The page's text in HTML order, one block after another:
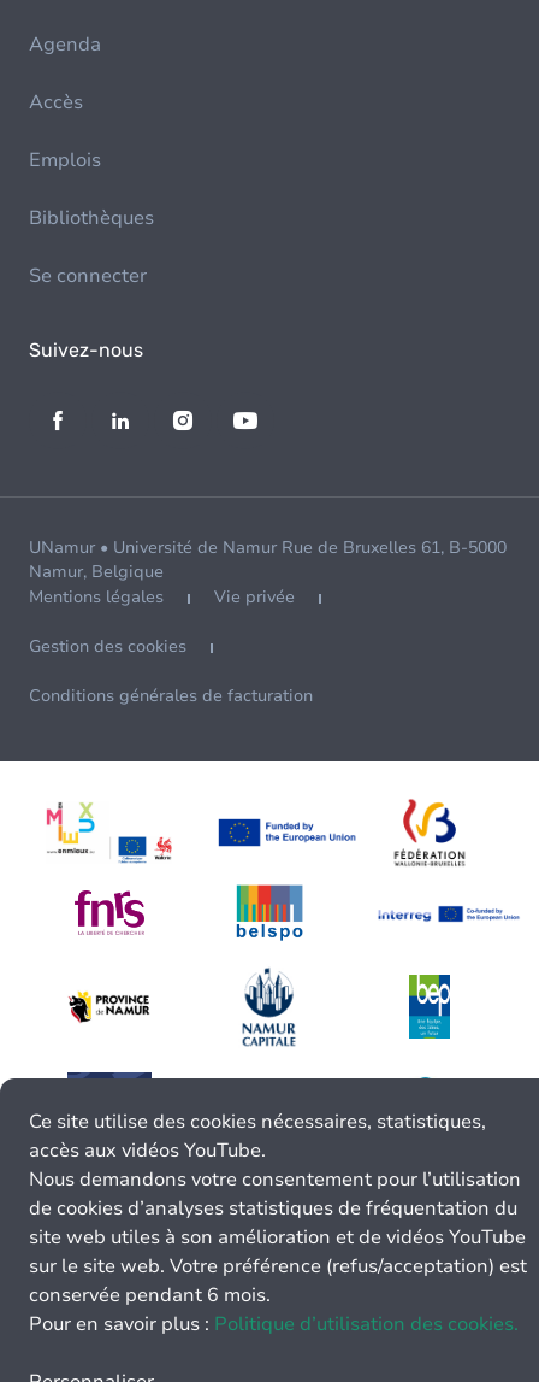
Agenda
Accès
Emplois
Bibliothèques
Se connecter
Suivez-nous
UNamur • Université de Namur Rue de Bruxelles 61, B-5000
Namur, Belgique
Mentions légales
Vie privée
Gestion des cookies
Conditions générales de facturation
Ce site utilise des cookies nécessaires, statistiques,
accès aux vidéos YouTube.
Nous demandons votre consentement pour l’utilisation
de cookies d’analyses statistiques de fréquentation du
site web utiles à son amélioration et de vidéos YouTube
sur le site web. Votre préférence (refus/acceptation) est
conservée pendant 6 mois.
Pour en savoir plus : Politique d’utilisation des cookies.